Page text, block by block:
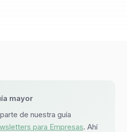
mayor
de nuestra guía
para Empresas. Ahí